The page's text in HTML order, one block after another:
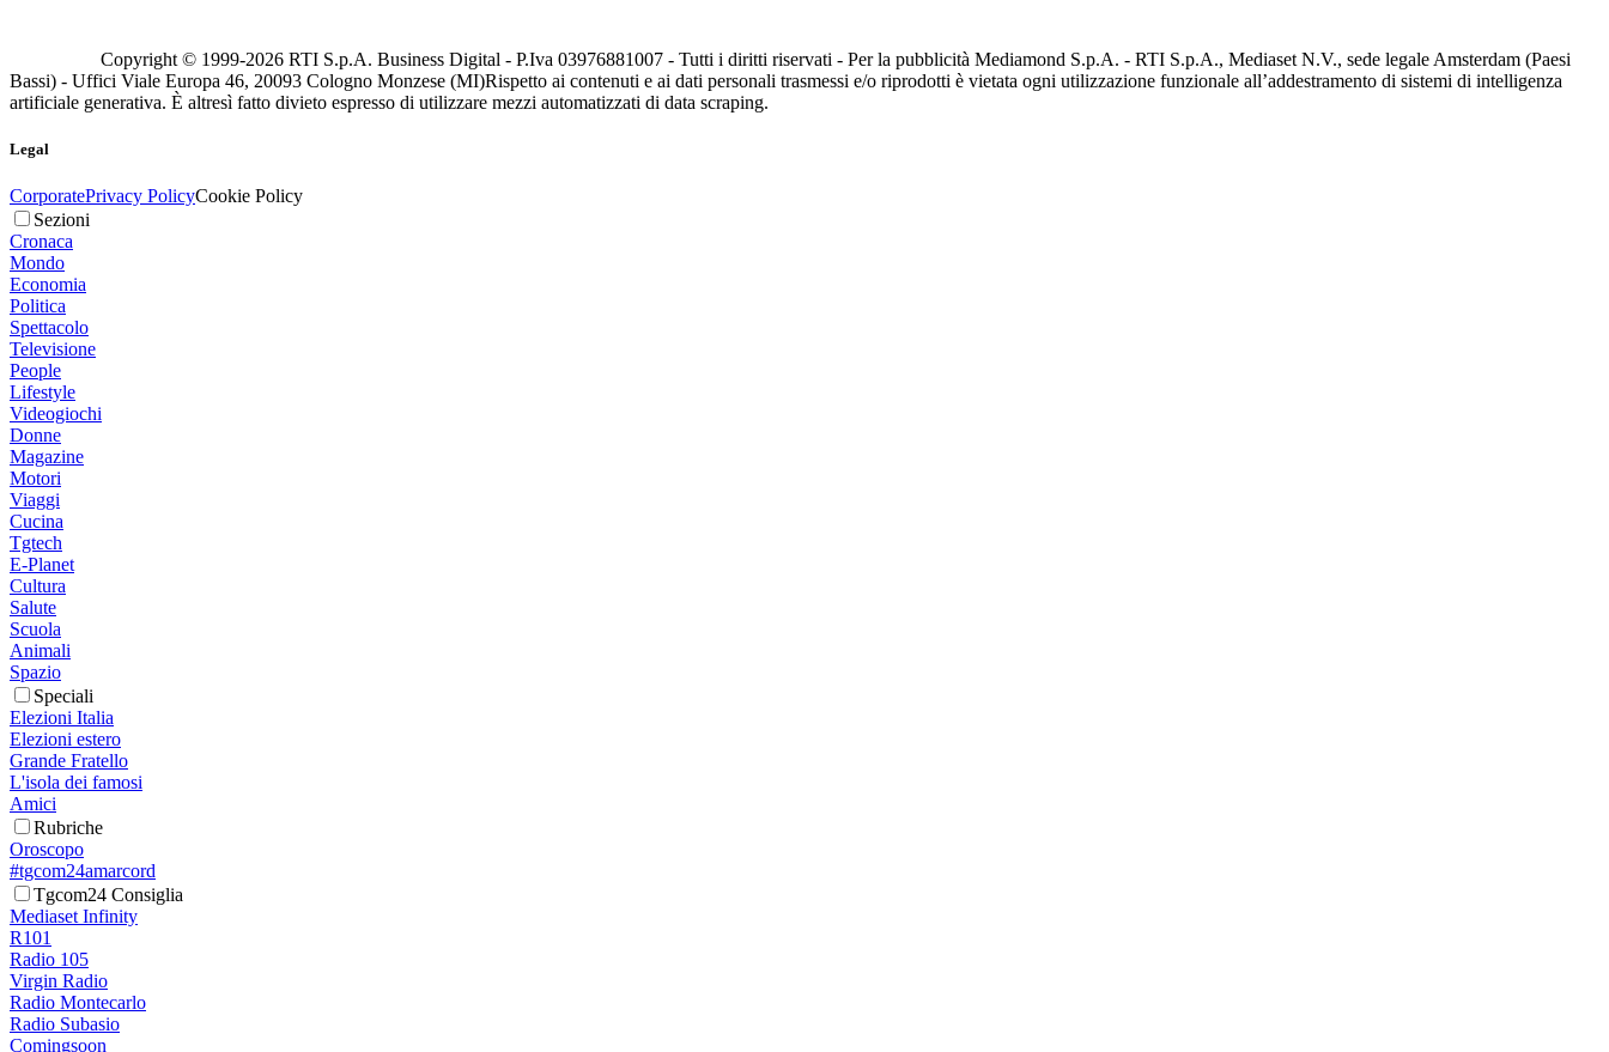
Copyright © 1999-2026 RTI S.p.A. Business Digital - P.Iva 03976881007 - Tutti i diritti riservati - Per la pubblicità Mediamond S.p.A. - RTI S.p.A., Mediaset N.V., sede legale Amsterdam (Paesi
Bassi) - Uffici Viale Europa 46, 20093 Cologno Monzese (MI)Rispetto ai contenuti e ai dati personali trasmessi e/o riprodotti è vietata ogni utilizzazione funzionale all’addestramento di sistemi di intelligenza
artificiale generativa. È altresì fatto divieto espresso di utilizzare mezzi automatizzati di data scraping.
Legal
CorporatePrivacy PolicyCookie Policy
Sezioni
Cronaca
Mondo
Economia
Politica
Spettacolo
Televisione
People
Lifestyle
Videogiochi
Donne
Magazine
Motori
Viaggi
Cucina
Tgtech
E-Planet
Cultura
Salute
Scuola
Animali
Spazio
Speciali
Elezioni Italia
Elezioni estero
Grande Fratello
L'isola dei famosi
Amici
Rubriche
Oroscopo
#tgcom24amarcord
Tgcom24 Consiglia
Mediaset Infinity
R101
Radio 105
Virgin Radio
Radio Montecarlo
Radio Subasio
Comingsoon